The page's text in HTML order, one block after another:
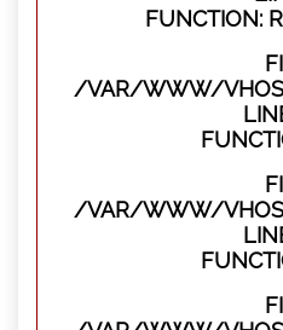
FUNCTION:
/VAR/WWW/
/VAR/WWW/